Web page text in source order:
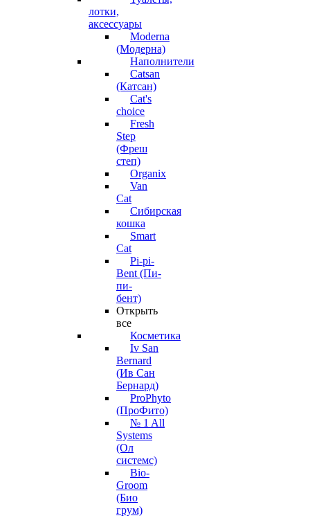
лотки,
аксессуары
Moderna
(Модерна)
Наполнители
Catsan
(Катсан)
Cat's
choice
Fresh
Step
(Фреш
степ)
Organix
Van
Cat
Сибирская
кошка
Smart
Cat
Pi-pi-
Bent (Пи-
пи-
бент)
Открыть
все
Косметика
Iv San
Bernard
(Ив Сан
Бернард)
ProPhyto
(ПроФито)
№ 1 All
Systems
(Ол
системс)
Bio-
Groom
(Био
грум)